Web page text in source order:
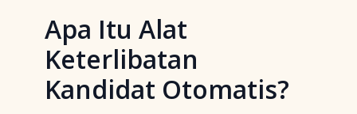
Apa Itu Alat
Keterlibatan
Kandidat Otomatis?